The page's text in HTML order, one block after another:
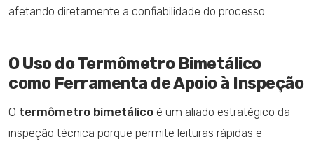
afetando diretamente a confiabilidade do processo.
O Uso do Termômetro Bimetálico
como Ferramenta de Apoio à Inspeção
O termômetro bimetálico é um aliado estratégico da
inspeção técnica porque permite leituras rápidas e